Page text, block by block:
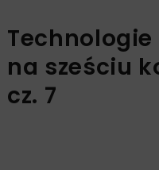
na sześciu
cz. 7